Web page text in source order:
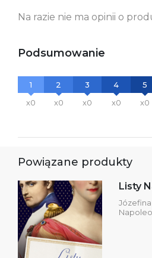
Na razie nie ma opinii o
Podsumowanie
1
x0
2
x0
3
x0
4
x0
5
x0
Powiązane produkty
Listy